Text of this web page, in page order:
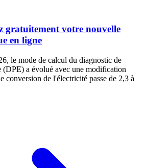
gratuitement votre nouvelle
en ligne
le mode de calcul du diagnostic de
(DPE) a évolué avec une modification
conversion de l'électricité passe de 2,3 à